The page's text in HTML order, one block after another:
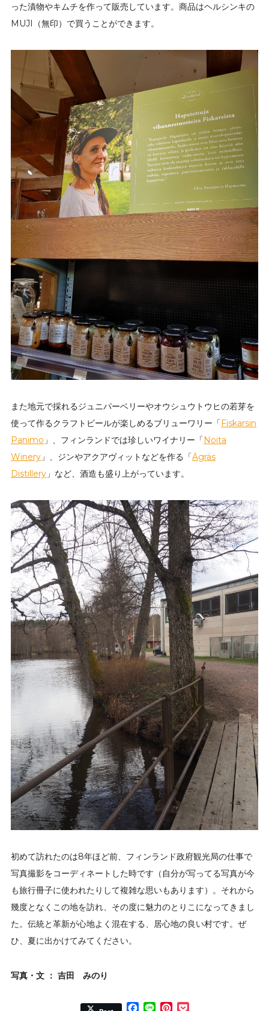
った漬物やキムチを作って販売しています。商品はヘルシンキの
MUJI（無印）で買うことができます。
また地元で採れるジュニパーベリーやオウシュウトウヒの若芽を
使って作るクラフトビールが楽しめるブリューワリー「Fiskarsin
Panimo 」、フィンランドでは珍しいワイナリー「Noita
Winery 」、ジンやアクアヴィットなどを作る「Ägräs
Distillery 」など、酒造も盛り上がっています。
初めて訪れたのは8年ほど前、フィンランド政府観光局の仕事で
写真撮影をコーディネートした時です（自分が写ってる写真が今
も旅行冊子に使われたりして複雑な思いもあります）。それから
幾度となくこの地を訪れ、その度に魅力のとりこになってきまし
た。伝統と革新が心地よく混在する、居心地の良い村です。ぜ
ひ、夏に出かけてみてください。
写真・文 ： 吉田 みのり
Facebook
Line Pinterest